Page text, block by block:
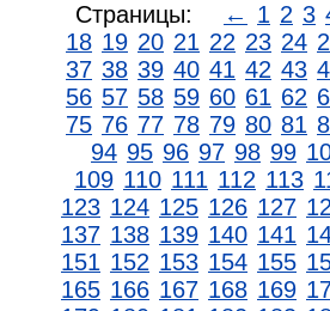
Страницы: ← 1 2 3
18 19 20 21 22 23 24
37 38 39 40 41 42 43
56 57 58 59 60 61 62
75 76 77 78 79 80 81
94 95 96 97 98 99
109 110 111 112 113
123 124 125 126 127
137 138 139 140 141
151 152 153 154 155
165 166 167 168 169